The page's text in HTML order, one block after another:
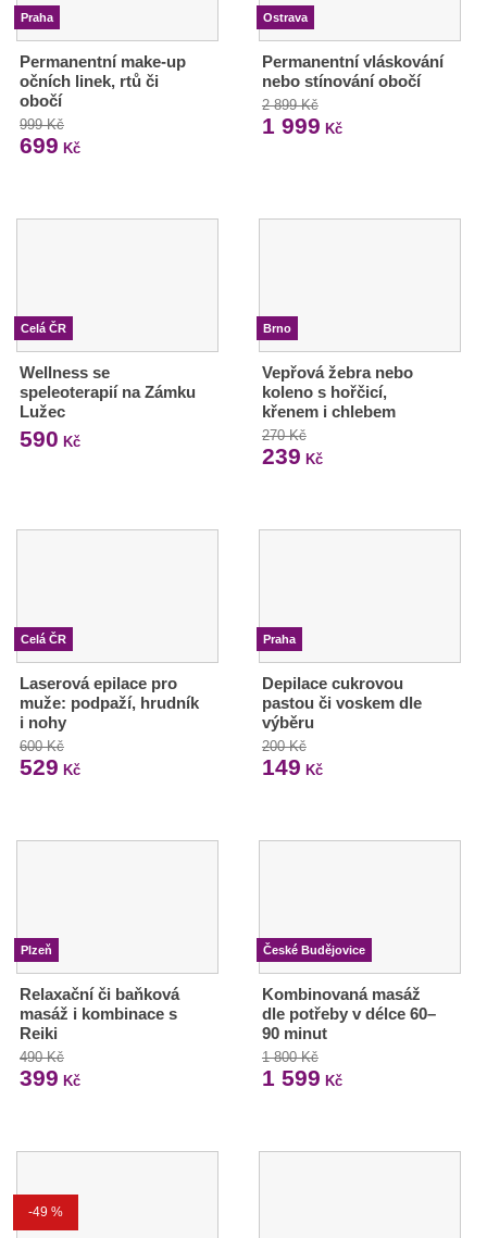
Praha
Permanentní make-up
očních linek, rtů či
obočí
999 Kč
699 Kč
Ostrava
Permanentní vláskování
nebo stínování obočí
2 899 Kč
1 999 Kč
Celá ČR
Wellness se
speleoterapií na Zámku
Lužec
590 Kč
Brno
Vepřová žebra nebo
koleno s hořčicí,
křenem i chlebem
270 Kč
239 Kč
Celá ČR
Laserová epilace pro
muže: podpaží, hrudník
i nohy
600 Kč
529 Kč
Praha
Depilace cukrovou
pastou či voskem dle
výběru
200 Kč
149 Kč
Plzeň
Relaxační či baňková
masáž i kombinace s
Reiki
490 Kč
399 Kč
České Budějovice
Kombinovaná masáž
dle potřeby v délce 60–
90 minut
1 800 Kč
1 599 Kč
-49 %